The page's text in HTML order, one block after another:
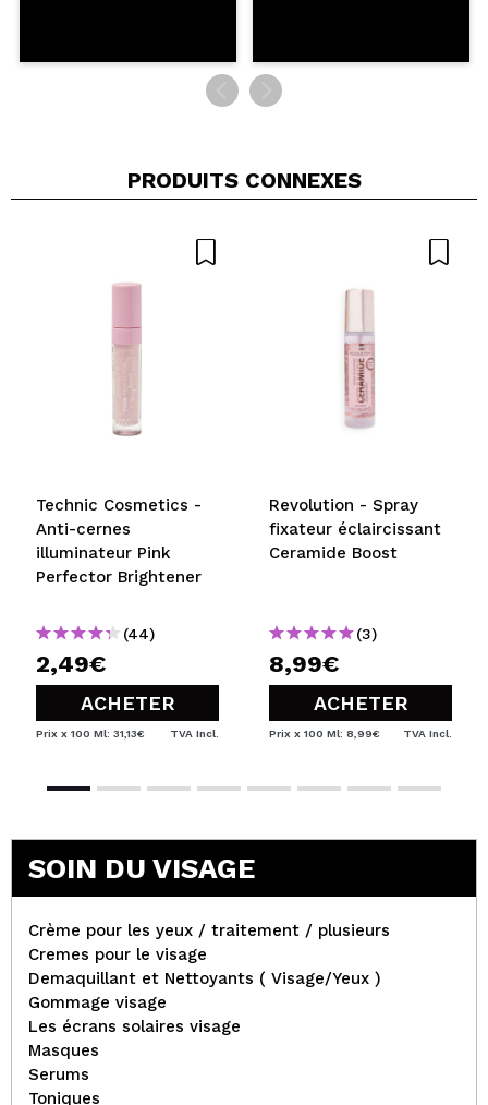
PRODUITS CONNEXES
Technic Cosmetics -
Anti-cernes
illuminateur Pink
Perfector Brightener
(44)
2,49€
ACHETER
Prix x 100 Ml: 31,13€ TVA Incl.
Revolution - Spray
fixateur éclaircissant
Ceramide Boost
(3)
8,99€
ACHETER
Prix x 100 Ml: 8,99€ TVA Incl.
SOIN DU VISAGE
Crème pour les yeux / traitement / plusieurs
Cremes pour le visage
Demaquillant et Nettoyants ( Visage/Yeux )
Gommage visage
Les écrans solaires visage
Masques
Serums
Toniques